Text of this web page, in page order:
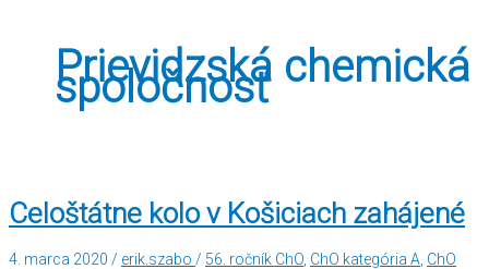
Prievidzská chemická
spoločnosť
Celoštátne kolo v Košiciach zahájené
4. marca 2020 / erik.szabo / 56. ročník ChO ChO kategória A ChO